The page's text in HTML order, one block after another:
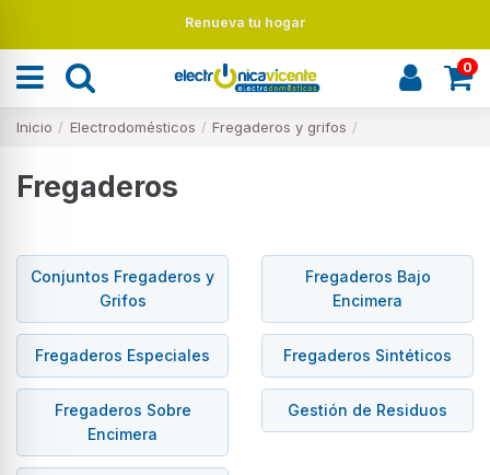
Renueva tu hogar
0
Inicio Electrodomésticos Fregaderos y grifos
Fregaderos
Conjuntos Fregaderos y
Grifos
Fregaderos Bajo
Encimera
Fregaderos Especiales Fregaderos Sintéticos
Fregaderos Sobre
Encimera
Gestión de Residuos